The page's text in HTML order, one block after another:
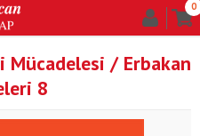
0
Mücadelesi / Erbakan
8